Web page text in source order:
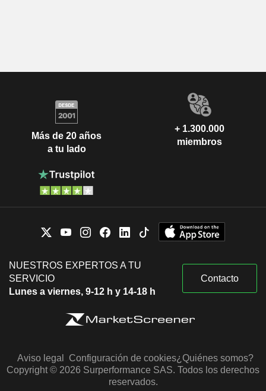
Más de 20 años
a tu lado
+ 1.300.000
miembros
NUESTROS EXPERTOS A TU
SERVICIO
Lunes a viernes, 9-12 h y 14-18 h
Contacto
Aviso legal Configuración de cookies¿Quiénes somos?
Copyright © 2026 Surperformance SAS. Todos los derechos
reservados.